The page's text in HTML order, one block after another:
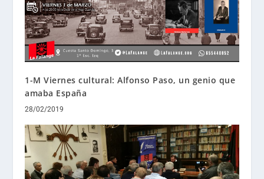
1-M Viernes cultural: Alfonso Paso, un genio que
amaba España
28/02/2019